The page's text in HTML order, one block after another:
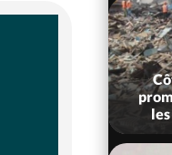
le pari